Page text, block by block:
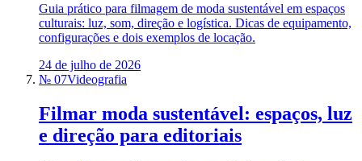
Guia prático para filmagem de moda sustentável em espaços
culturais: luz, som, direção e logística. Dicas de equipamento,
configurações e dois exemplos de locação.
24 de julho de 2026
№ 07Videografia
Filmar moda sustentável: espaços, luz
e direção para editoriais